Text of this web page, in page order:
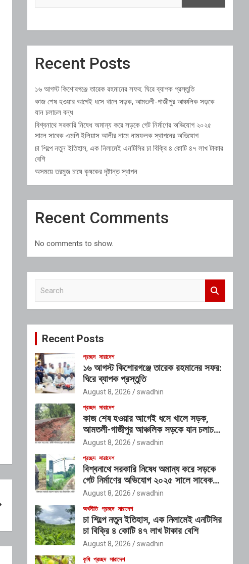
Recent Posts
১৬ আগস্ট কিশোরগঞ্জে তারেক রহমানের সফর: ঘিরে ব্যাপক প্রস্তুতি
কাজ শেষ হওয়ার আগেই ধসে খালে সড়ক, আমতলী-গাজীপুর আঞ্চলিক সড়কে
যান চলাচল বন্ধ
বিশ্বনাথে সরকারি নিষেধ অমান্য করে সড়কে গেট নির্মাণের অভিযোগ ২০২৫
সালে সাবেক এমপি ইলিয়াস আলীর নামে নামফলক স্থাপনের অভিযোগ
চা শিল্পে নতুন ইতিহাস, এক নিলামেই এনটিসির চা বিক্রি ৪ কোটি ৪৭ লাখ টাকার
বেশি
অসময়ে তরমুজ চাষে কৃষকের দৃষ্টান্ত স্থাপন
Recent Comments
No comments to show.
c
Recent Posts
প্রচ্ছদ সারাদেশ
১৬ আগস্ট কিশোরগঞ্জে তারেক রহমানের সফর:
ঘিরে ব্যাপক প্রস্তুতি
August 8, 2026 swadhin
প্রচ্ছদ সারাদেশ
কাজ শেষ হওয়ার আগেই ধসে খালে সড়ক,
আমতলী-গাজীপুর আঞ্চলিক সড়কে যান চলাচল
বন্ধ
August 8, 2026 swadhin
প্রচ্ছদ সারাদেশ
বিশ্বনাথে সরকারি নিষেধ অমান্য করে সড়কে
গেট নির্মাণের অভিযোগ ২০২৫ সালে সাবেক
এমপি ইলিয়াস আলীর নামে নামফলক স্থাপনের
অভিযোগ
August 8, 2026 swadhin
অর্থনীতি প্রচ্ছদ সারাদেশ
চা শিল্পে নতুন ইতিহাস, এক নিলামেই এনটিসির
চা বিক্রি ৪ কোটি ৪৭ লাখ টাকার বেশি
August 8, 2026 swadhin
কৃষি প্রচ্ছদ সারাদেশ